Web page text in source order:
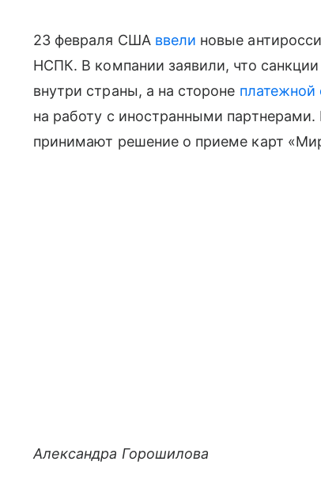
23 февраля США ввели новые
НСПК. В компании заявили, что
внутри страны, а на стороне платежной
на работу с иностранными
принимают решение о приеме карт
Александра Горошилова